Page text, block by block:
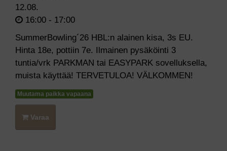
12.08.
16:00 - 17:00
SummerBowling´26 HBL:n alainen kisa, 3s EU.
Hinta 18e, pottiin 7e. Ilmainen pysäköinti 3
tuntia/vrk PARKMAN tai EASYPARK sovelluksella,
muista käyttää! TERVETULOA! VÄLKOMMEN!
Muutama paikka vapaana
Varaa